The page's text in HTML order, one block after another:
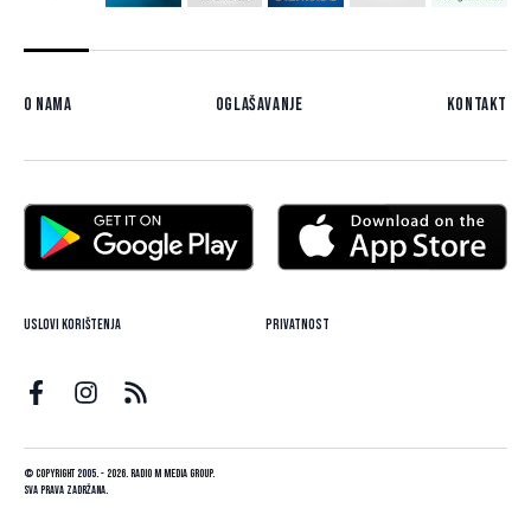
O nama Oglašavanje Kontakt
Uslovi korištenja Privatnost
© Copyright 2005. - 2026. Radio M Media Group.
Sva prava zadržana.